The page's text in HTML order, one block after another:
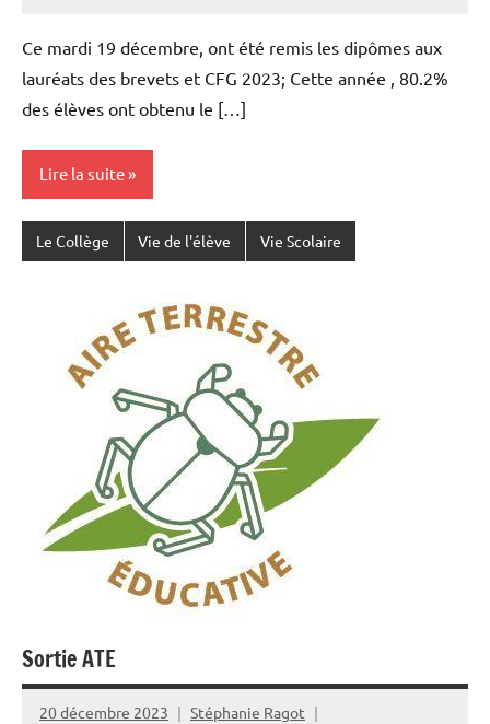
Ce mardi 19 décembre, ont été remis les dipômes aux
lauréats des brevets et CFG 2023; Cette année , 80.2%
des élèves ont obtenu le […]
Lire la suite
Le Collège Vie de l'élève Vie Scolaire
Sortie ATE
20 décembre 2023
Stéphanie Ragot